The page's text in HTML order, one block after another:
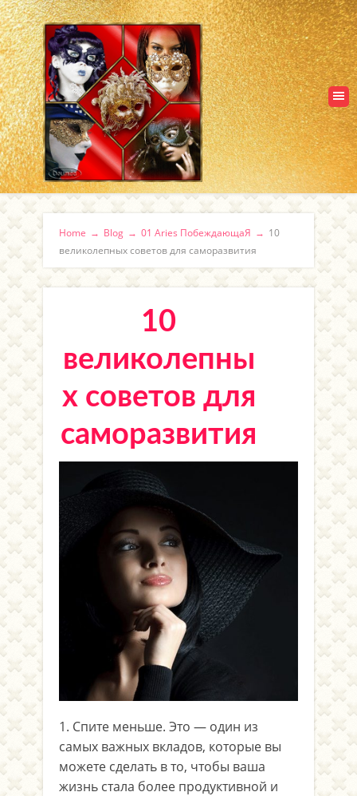
Home → Blog → 01 Aries ПобеждающаЯ → 10
великолепных советов для саморазвития
10
великолепны
х советов для
саморазвития
1. Спите меньше. Это — один из
самых важных вкладов, которые вы
можете сделать в то, чтобы ваша
жизнь стала более продуктивной и